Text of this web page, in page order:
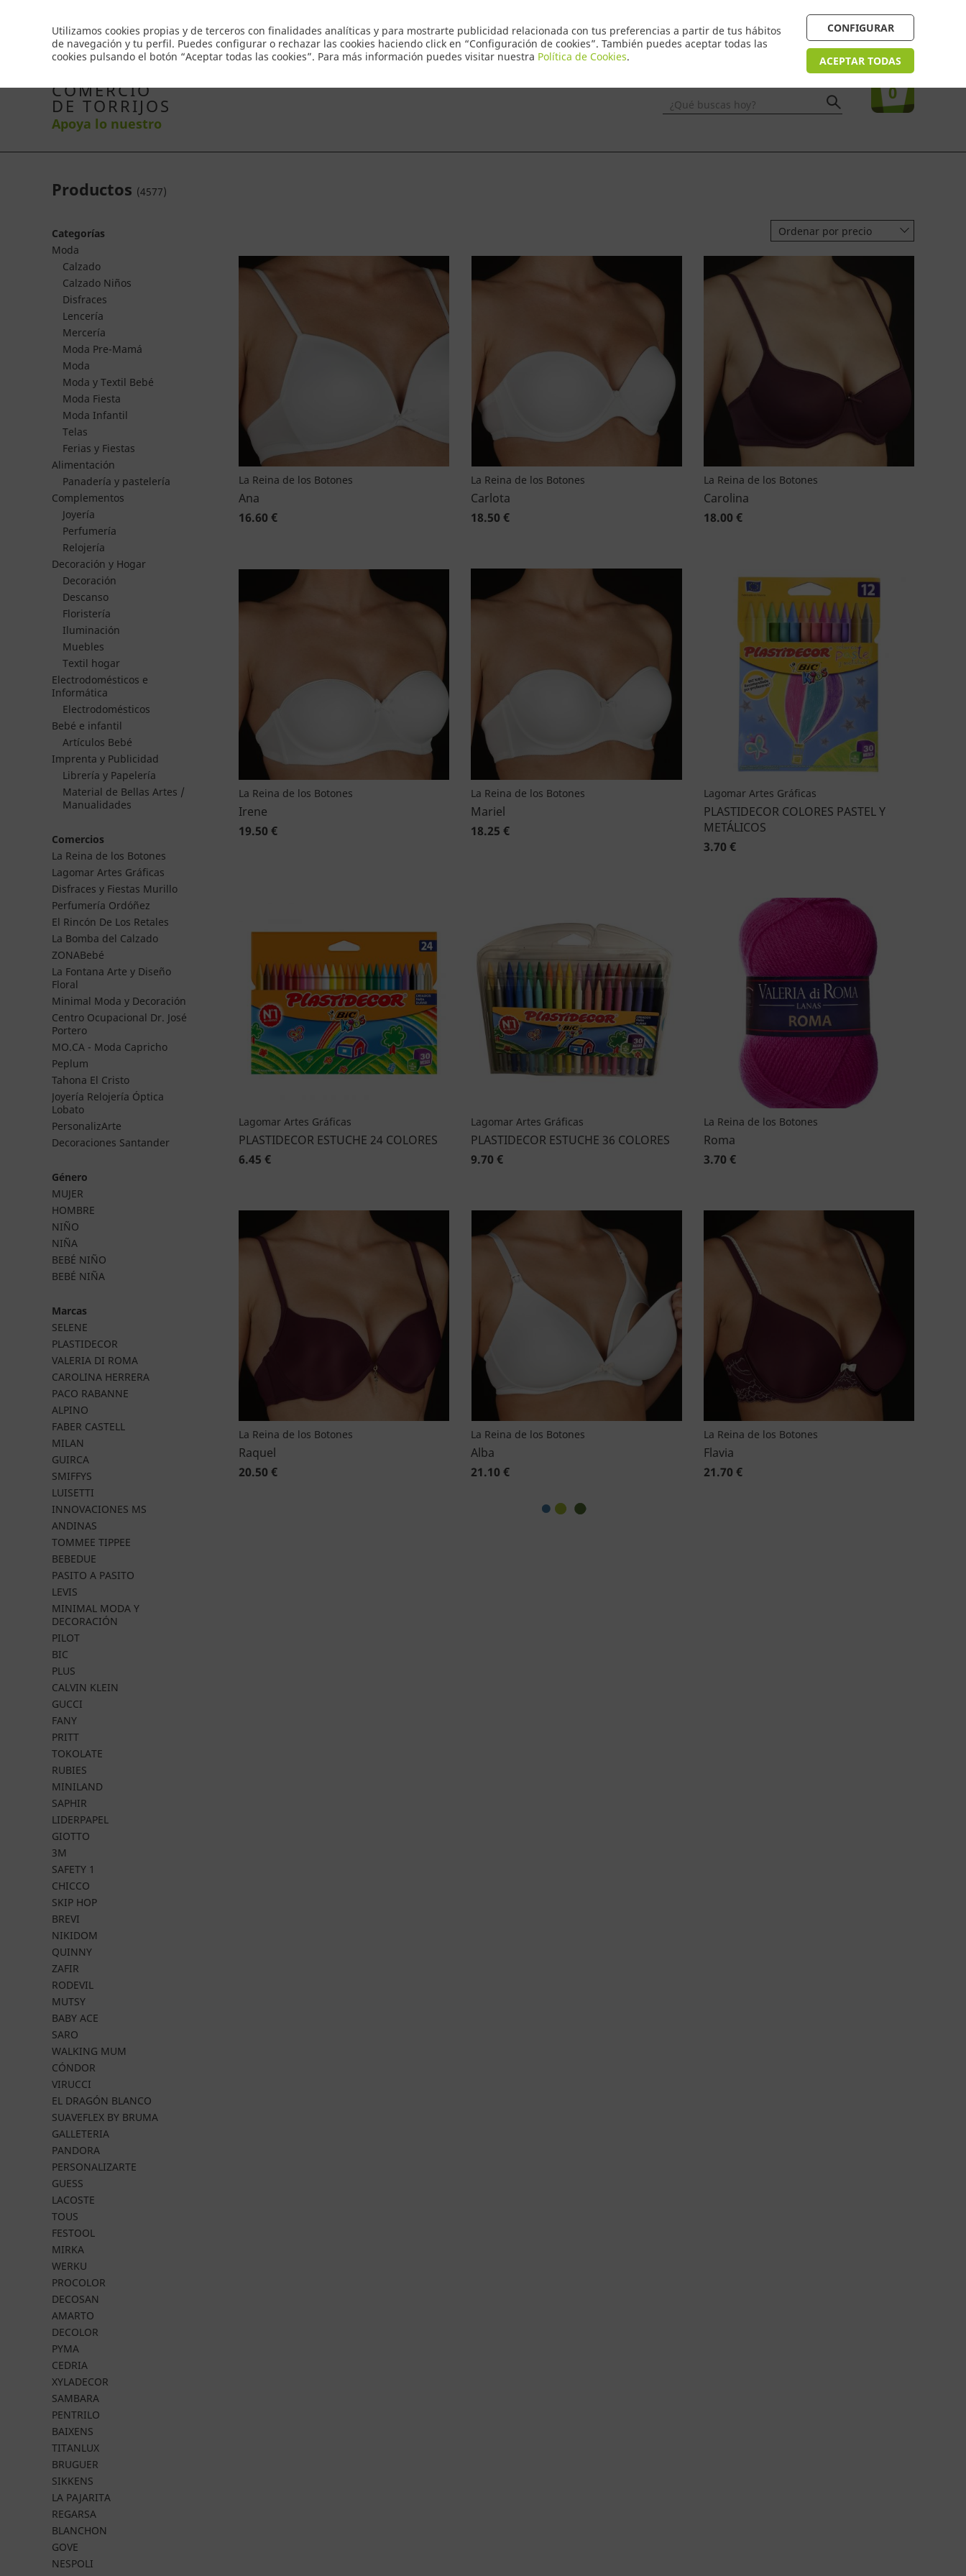
Utilizamos cookies propias y de terceros con finalidades analíticas y para mostrarte publicidad relacionada con tus preferencias a partir de tus hábitos
de navegación y tu perfil. Puedes configurar o rechazar las cookies haciendo click en “Configuración de cookies”. También puedes aceptar todas las
cookies pulsando el botón “Aceptar todas las cookies”. Para más información puedes visitar nuestra Política de Cookies.
CONFIGURAR
ACEPTAR TODAS
¿Necesitas ayuda? FAQ
Tu compra
0
Inicio Productos Comercios Ofertas Contacto
¿Qué buscas hoy?
COMERCIO
DE TORRIJOS
Apoya lo nuestro
Productos (4577)
Categorías
Moda
Calzado
Calzado Niños
Disfraces
Lencería
Mercería
Moda Pre-Mamá
Moda
Moda y Textil Bebé
Moda Fiesta
Moda Infantil
Telas
Ferias y Fiestas
Alimentación
Panadería y pastelería
Complementos
Joyería
Perfumería
Relojería
Decoración y Hogar
Decoración
Descanso
Floristería
Iluminación
Muebles
Textil hogar
Electrodomésticos e
Informática
Electrodomésticos
Bebé e infantil
Artículos Bebé
Imprenta y Publicidad
Librería y Papelería
Material de Bellas Artes /
Manualidades
Comercios
La Reina de los Botones
Lagomar Artes Gráficas
Disfraces y Fiestas Murillo
Perfumería Ordóñez
El Rincón De Los Retales
La Bomba del Calzado
ZONABebé
La Fontana Arte y Diseño
Floral
Minimal Moda y Decoración
Centro Ocupacional Dr. José
Portero
MO.CA - Moda Capricho
Peplum
Tahona El Cristo
Joyería Relojería Óptica
Lobato
PersonalizArte
Decoraciones Santander
Género
MUJER
HOMBRE
NIÑO
NIÑA
BEBÉ NIÑO
BEBÉ NIÑA
Marcas
SELENE
PLASTIDECOR
VALERIA DI ROMA
CAROLINA HERRERA
PACO RABANNE
ALPINO
FABER CASTELL
MILAN
GUIRCA
SMIFFYS
LUISETTI
INNOVACIONES MS
ANDINAS
TOMMEE TIPPEE
BEBEDUE
PASITO A PASITO
LEVIS
MINIMAL MODA Y
DECORACIÓN
PILOT
BIC
PLUS
CALVIN KLEIN
GUCCI
FANY
PRITT
TOKOLATE
RUBIES
MINILAND
SAPHIR
LIDERPAPEL
GIOTTO
3M
SAFETY 1
CHICCO
SKIP HOP
BREVI
NIKIDOM
QUINNY
ZAFIR
RODEVIL
MUTSY
BABY ACE
SARO
WALKING MUM
CÓNDOR
VIRUCCI
EL DRAGÓN BLANCO
SUAVEFLEX BY BRUMA
GALLETERIA
PANDORA
PERSONALIZARTE
GUESS
LACOSTE
TOUS
FESTOOL
MIRKA
WERKU
PROCOLOR
DECOSAN
AMARTO
DECOLOR
PYMA
CEDRIA
XYLADECOR
SAMBARA
PENTRILO
BAIXENS
TITANLUX
BRUGUER
SIKKENS
LA PAJARITA
REGARSA
BLANCHON
GOVE
NESPOLI
Ordenar por precio
La Reina de los Botones
Ana
16.60 €
La Reina de los Botones
Carlota
18.50 €
La Reina de los Botones
Carolina
18.00 €
La Reina de los Botones
Irene
19.50 €
La Reina de los Botones
Mariel
18.25 €
Lagomar Artes Gráficas
PLASTIDECOR COLORES PASTEL Y
METÁLICOS
3.70 €
Lagomar Artes Gráficas
PLASTIDECOR ESTUCHE 24 COLORES
6.45 €
Lagomar Artes Gráficas
PLASTIDECOR ESTUCHE 36 COLORES
9.70 €
La Reina de los Botones
Roma
3.70 €
La Reina de los Botones
Raquel
20.50 €
La Reina de los Botones
Alba
21.10 €
La Reina de los Botones
Flavia
21.70 €